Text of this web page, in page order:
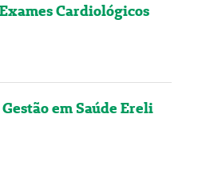
Cardiológicos
em Saúde Ereli